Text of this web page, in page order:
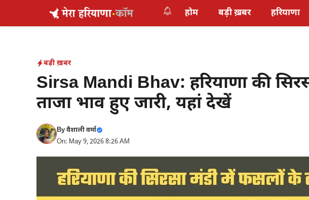
होम बड़ी ख़बर हरियाणा
बड़ी ख़बर
Sirsa Mandi Bhav: हरियाणा की
ताजा भाव हुए जारी, यहां देखें
Byवैशाली वर्मा
On: May 9, 2026 8:26 AM